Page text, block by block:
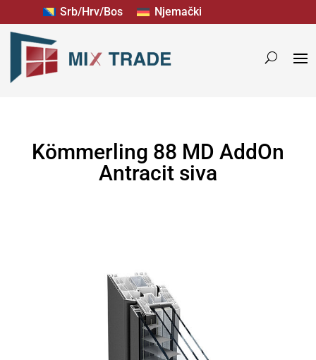
Srb/Hrv/Bos Njemački
Kömmerling 88 MD AddOn
Antracit siva